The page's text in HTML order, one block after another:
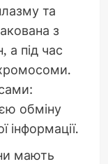
та
з
а під час
обміну
інформації.
мають